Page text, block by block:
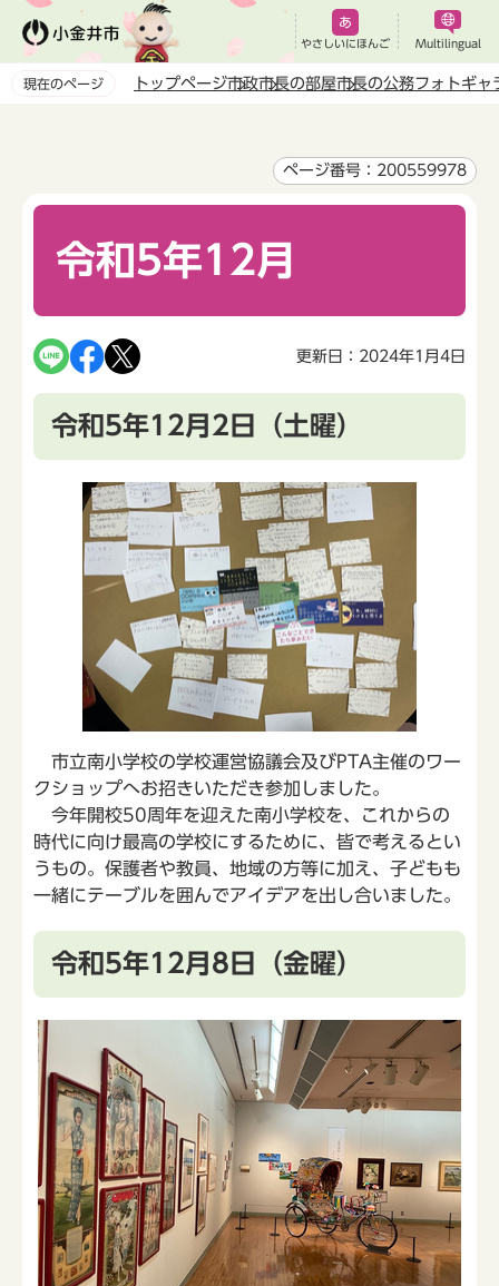
ペ
やさしいにほんご Multilingual
現在のページ トップページ市政市長の部屋市長の公務フォトギャ
ページ番号：200559978
令和5年12月
更新日：2024年1月4日
令和5年12月2日（土曜）
市立南小学校の学校運営協議会及びPTA主催のワー
クショップへお招きいただき参加しました。
今年開校50周年を迎えた南小学校を、これからの
時代に向け最高の学校にするために、皆で考えるとい
うもの。保護者や教員、地域の方等に加え、子どもも
一緒にテーブルを囲んでアイデアを出し合いました。
令和5年12月8日（金曜）